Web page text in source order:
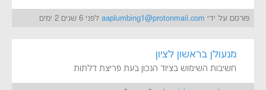
פורסם על ידי aaplumbing1@protonmail.com לפני 6 שנים 2 ימים
מנעולן בראשון לציון
חשיבות השימוש בציוד הנכון בעת פריצת דלתות